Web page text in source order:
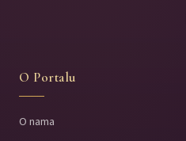
O Portalu
O nama